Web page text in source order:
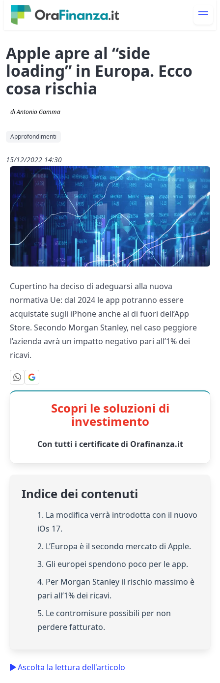
Apple apre al “side
loading” in Europa. Ecco
cosa rischia
di Antonio Gamma
Approfondimenti
15/12/2022 14:30
Cupertino ha deciso di adeguarsi alla nuova
normativa Ue: dal 2024 le app potranno essere
acquistate sugli iPhone anche al di fuori dell’App
Store. Secondo Morgan Stanley, nel caso peggiore
l’azienda avrà un impatto negativo pari all’1% dei
ricavi.
Scopri le soluzioni di
investimento
Con tutti i certificate di Orafinanza.it
Indice dei contenuti
1. La modifica verrà introdotta con il nuovo
iOs 17.
2. L’Europa è il secondo mercato di Apple.
3. Gli europei spendono poco per le app.
4. Per Morgan Stanley il rischio massimo è
pari all’1% dei ricavi.
5. Le contromisure possibili per non
perdere fatturato.
Ascolta la lettura dell'articolo